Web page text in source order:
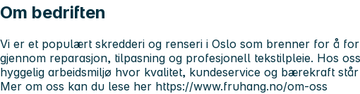
Om bedriften
Vi er et populært skredderi og renseri i Oslo som brenner for å
gjennom reparasjon, tilpasning og profesjonell tekstilpleie. Hos
hyggelig arbeidsmiljø hvor kvalitet, kundeservice og bærekraft
Mer om oss kan du lese her https://www.fruhang.no/om-oss